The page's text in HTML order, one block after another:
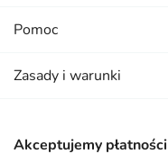
Akceptujemy płatności
Pomoc
Zasady i warunki